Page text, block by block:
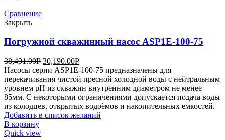
Сравнение
Закрыть
Погружной скважинный насос ASP1Е-100-75
38,491.00Р 30,190.00Р
Насосы серии ASP1Е-100-75 предназначены для
перекачивания чистой пресной холодной воды с нейтральным
уровнем pH из скважин внутренним диаметром не менее
85мм. С некоторыми ограничениями допускается подача воды
из колодцев, открытых водоёмов и накопительных емкостей.
Добавить в список желаний
В корзину
Quick view